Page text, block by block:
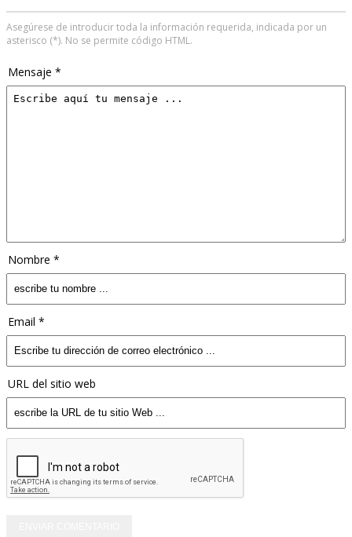
Asegúrese de introducir toda la información requerida, indicada por un
asterisco (*). No se permite código HTML.
Mensaje *
Nombre *
Email *
URL del sitio web